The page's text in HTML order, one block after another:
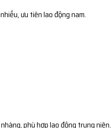
ưu tiên lao động nam.
phù hợp lao động trung niên.